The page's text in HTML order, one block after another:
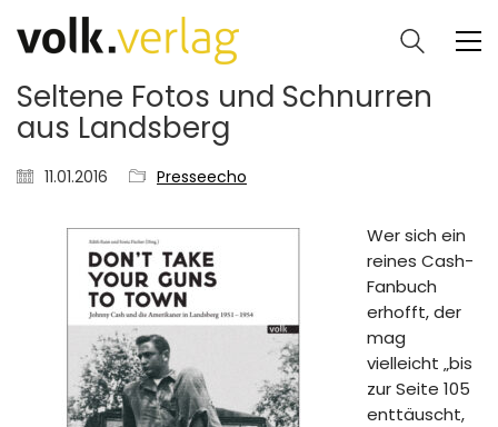
Seltene Fotos und Schnurren
aus Landsberg
11.01.2016 Presseecho
Wer sich ein
reines Cash-
Fanbuch
erhofft, der
mag
vielleicht „bis
zur Seite 105
enttäuscht,